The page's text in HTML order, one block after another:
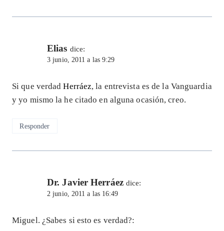
Elias dice:
3 junio, 2011 a las 9:29
Si que verdadHerráez, la entrevista es de la Vanguardia
y yo mismo la he citado en alguna ocasión, creo.
Responder
Dr. Javier Herráez dice:
2 junio, 2011 a las 16:49
Miguel. ¿Sabes si esto es verdad?: